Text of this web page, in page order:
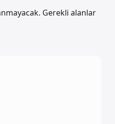
Gerekli alanlar